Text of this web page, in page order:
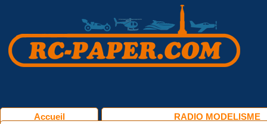
Accueil
RADIO MODELISME